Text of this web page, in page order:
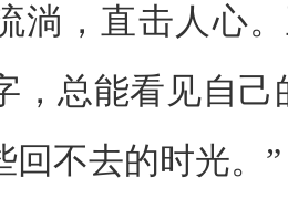
淌，直击人心
，总能看见自
回不去的时光。